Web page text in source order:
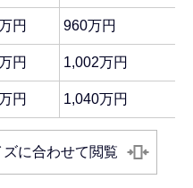
円 960万円
円 1,002万円
円 1,040万円
に合わせて閲覧